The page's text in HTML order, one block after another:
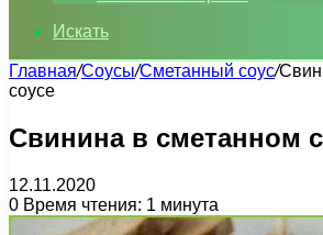
Искать
Главная/Соусы/Сметанный соус/
соусе
Свинина в сметанном
12.11.2020
0 Время чтения: 1 минута